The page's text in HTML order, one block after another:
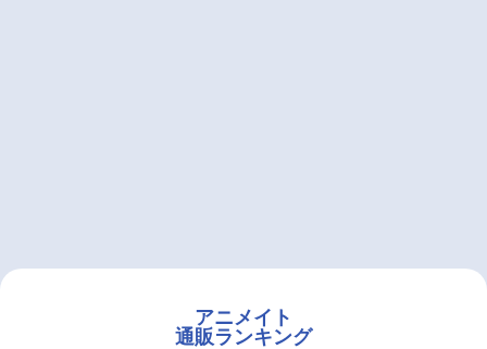
アニメイト
通販ランキング